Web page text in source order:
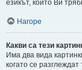
езикът, който Ви
Нагоре
Какви са тези
Има два вида
когато се